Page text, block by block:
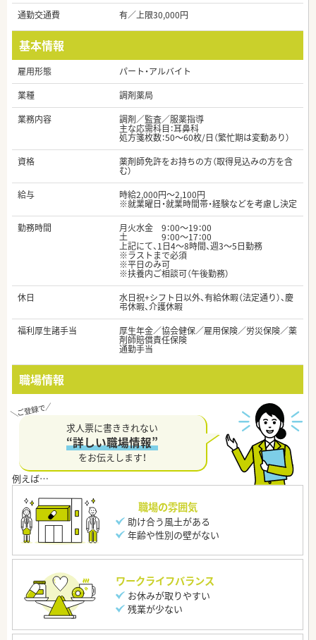
通勤交通費
有／上限30,000円
基本情報
雇用形態
パート・アルバイト
業種
調剤薬局
業務内容
調剤／監査／服薬指導
主な応需科目：耳鼻科
処方箋枚数：50～60枚/日（繁忙期は変動あり）
資格
薬剤師免許をお持ちの方（取得見込みの方を含
む）
給与
時給2,000円～2,100円
※就業曜日・就業時間帯・経験などを考慮し決定
勤務時間
月火水金 9：00～19：00
土 9：00～17：00
上記にて、1日4～8時間、週3～5日勤務
※ラストまで必須
※平日のみ可
※扶養内ご相談可（午後勤務）
休日
水日祝+シフト日以外、有給休暇（法定通り）、慶
弔休暇、介護休暇
福利厚生諸手当
厚生年金／協会健保／雇用保険／労災保険／薬
剤師賠償責任保険
通勤手当
職場情報
求人票に書ききれない
“詳しい職場情報”
をお伝えします！
職場の雰囲気
助け合う風土がある
年齢や性別の壁がない
ワークライフバランス
お休みが取りやすい
残業が少ない